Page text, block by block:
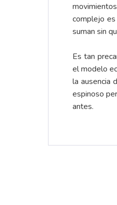
complejo
suman sin
Es tan
el modelo
la ausencia
espinoso
antes.